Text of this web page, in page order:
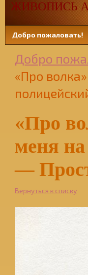
ЖИВОПИСЬ
Добро пожаловать!
Добро
«Про
«Про
меня
—
Вернуться к списку